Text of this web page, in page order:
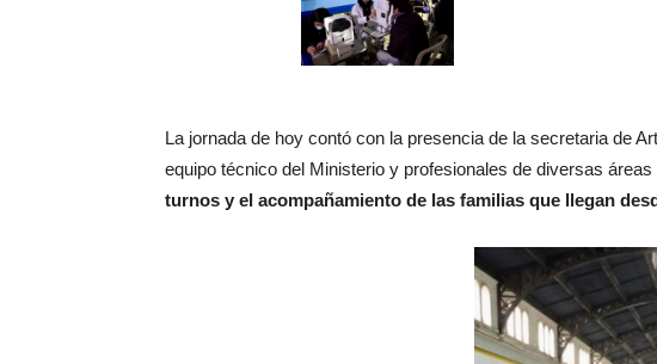
La jornada de hoy contó con la presencia de la secretaria de
equipo técnico del Ministerio y profesionales de diversas
turnos y el acompañamiento de las familias que llegan